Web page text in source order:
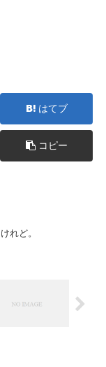
はてブ
コピー
れど。